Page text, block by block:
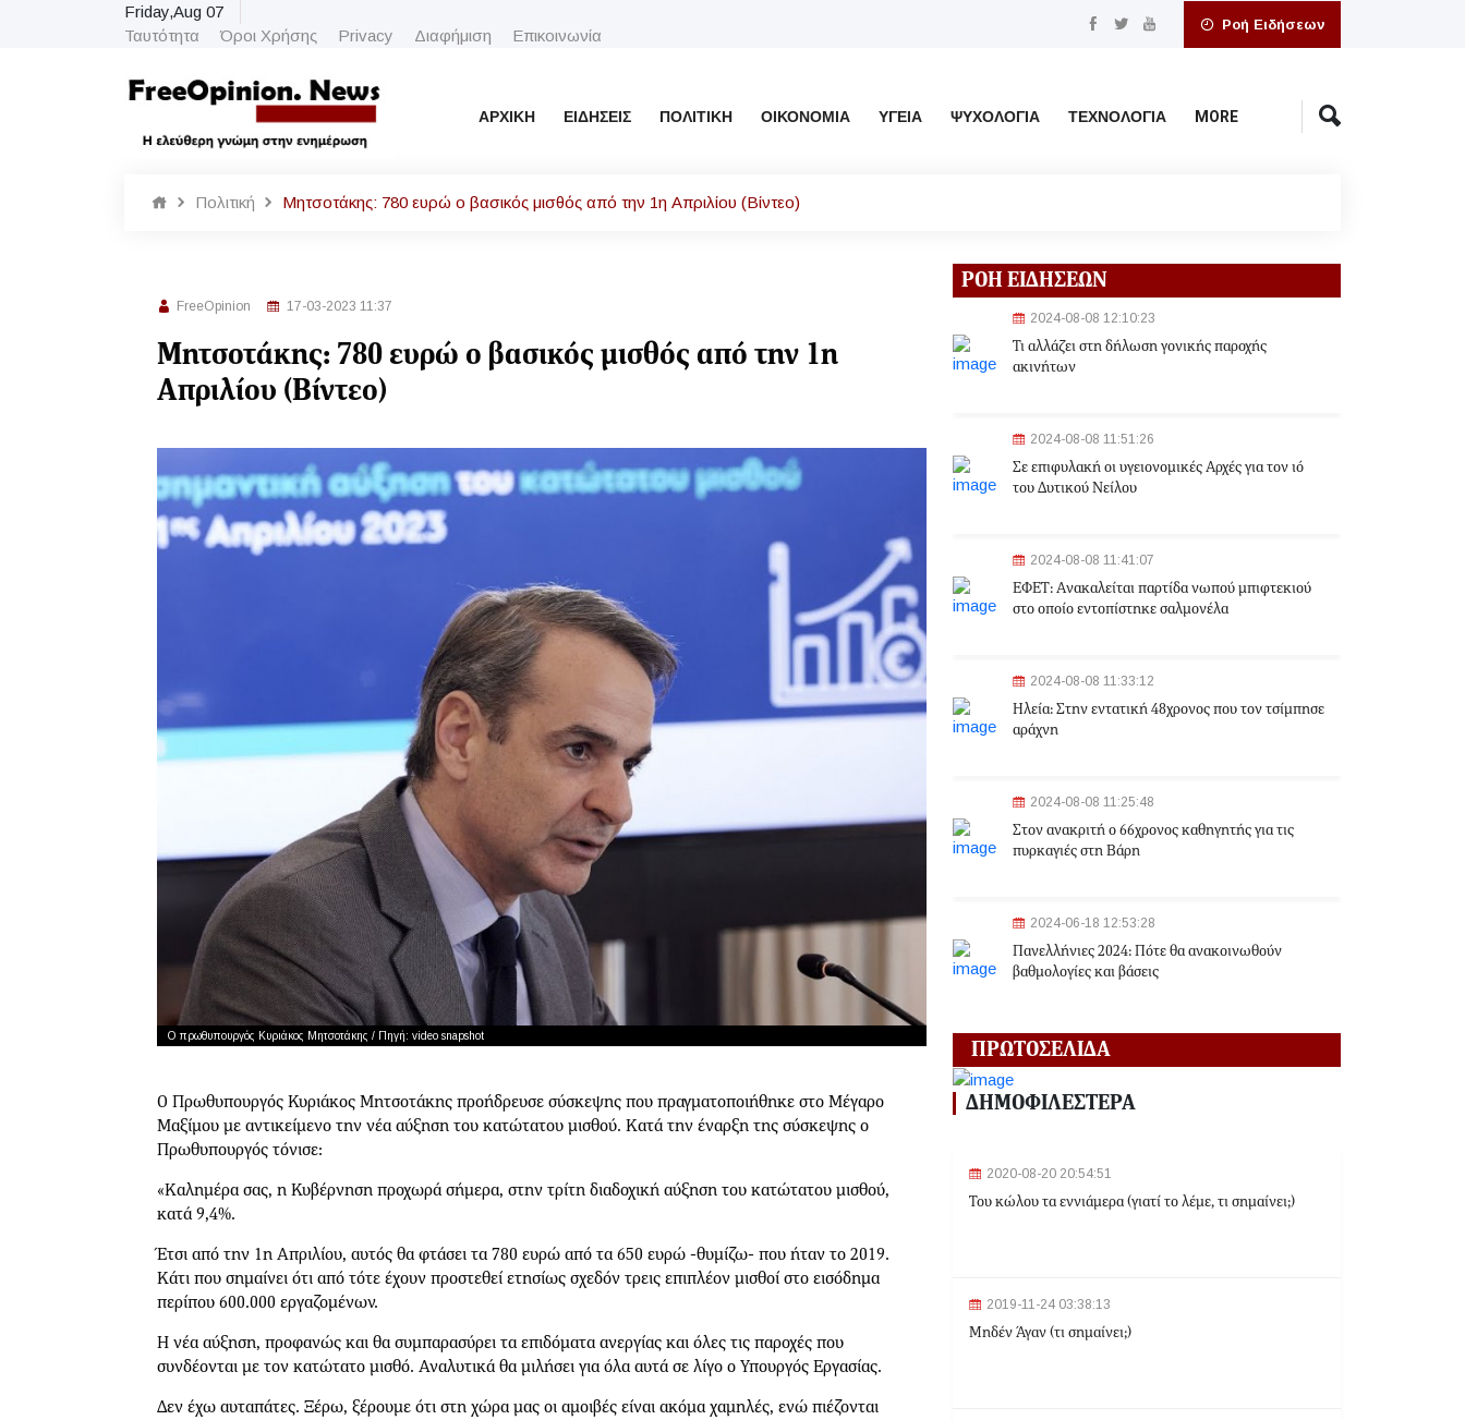
Friday,Aug 07
Ταυτότητα
Όροι Χρήσης Privacy Διαφήμιση Επικοινωνία
Ροή Ειδήσεων
ΑΡΧΙΚΉ ΕΙΔΉΣΕΙΣ ΠΟΛΙΤΙΚΉ ΟΙΚΟΝΟΜΊΑ ΥΓΕΊΑ ΨΥΧΟΛΟΓΊΑ ΤΕΧΝΟΛΟΓΊΑ MORE
Πολιτική Μητσοτάκης: 780 ευρώ ο βασικός μισθός από την 1η Απριλίου (Βίντεο)
FreeOpinion 17-03-2023 11:37
Μητσοτάκης: 780 ευρώ ο βασικός μισθός από την 1η
Απριλίου (Βίντεο)
Ο πρωθυπουργός Κυριάκος Μητσοτάκης / Πηγή: video snapshot
Ο Πρωθυπουργός Κυριάκος Μητσοτάκης προήδρευσε σύσκεψης που πραγματοποιήθηκε στο Μέγαρο
Μαξίμου με αντικείμενο την νέα αύξηση του κατώτατου μισθού. Κατά την έναρξη της σύσκεψης ο
Πρωθυπουργός τόνισε:
«Καλημέρα σας, η Κυβέρνηση προχωρά σήμερα, στην τρίτη διαδοχική αύξηση του κατώτατου μισθού,
κατά 9,4%.
Έτσι από την 1η Απριλίου, αυτός θα φτάσει τα 780 ευρώ από τα 650 ευρώ -θυμίζω- που ήταν το 2019.
Κάτι που σημαίνει ότι από τότε έχουν προστεθεί ετησίως σχεδόν τρεις επιπλέον μισθοί στο εισόδημα
περίπου 600.000 εργαζομένων.
Η νέα αύξηση, προφανώς και θα συμπαρασύρει τα επιδόματα ανεργίας και όλες τις παροχές που
συνδέονται με τον κατώτατο μισθό. Αναλυτικά θα μιλήσει για όλα αυτά σε λίγο ο Υπουργός Εργασίας.
Δεν έχω αυταπάτες. Ξέρω, ξέρουμε ότι στη χώρα μας οι αμοιβές είναι ακόμα χαμηλές, ενώ πιέζονται
ΡΟΗ ΕΙΔΗΣΕΩΝ
2024-08-08 12:10:23
Τι αλλάζει στη δήλωση γονικής παροχής
ακινήτων
2024-08-08 11:51:26
Σε επιφυλακή οι υγειονομικές Αρχές για τον ιό
του Δυτικού Νείλου
2024-08-08 11:41:07
ΕΦΕΤ: Aνακαλείται παρτίδα νωπού μπιφτεκιού
στο οποίο εντοπίστηκε σαλμονέλα
2024-08-08 11:33:12
Ηλεία: Στην εντατική 48χρονος που τον τσίμπησε
αράχνη
2024-08-08 11:25:48
Στον ανακριτή ο 66χρονος καθηγητής για τις
πυρκαγιές στη Βάρη
2024-06-18 12:53:28
Πανελλήνιες 2024: Πότε θα ανακοινωθούν
βαθμολογίες και βάσεις
2024-06-18 12:19:02
ληστεία σε βάρος ανηλίκων
2024-06-18 12:06:48
Γλυφάδα: Σορός γυναίκας εντοπίστηκε στη
λόγω της Εθνικής Επετείου - Ποιοι σταθμοί θα
ΠΡΩΤΟΣΕΛΙΔΑ
ΔΗΜΟΦΙΛΕΣΤΕΡΑ
2020-08-20 20:54:51
Του κώλου τα εννιάμερα (γιατί το λέμε, τι σημαίνει;)
2019-11-24 03:38:13
Μηδέν Άγαν (τι σημαίνει;)